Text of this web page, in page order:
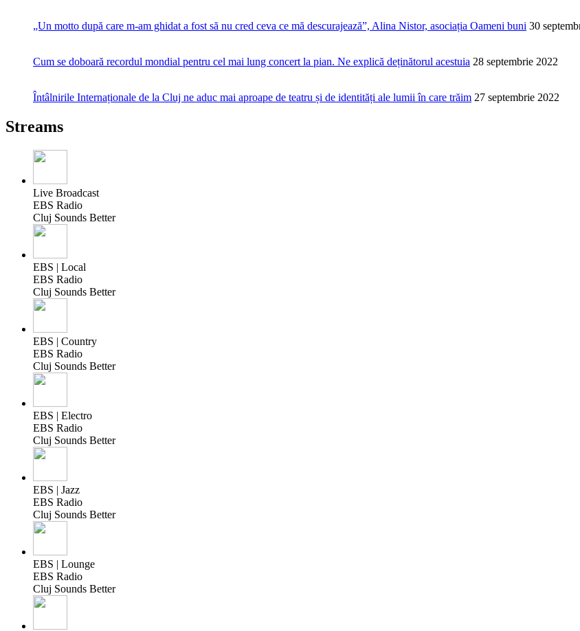
„Un motto după care m-am ghidat a fost să nu cred ceva ce mă descurajează”, Alina Nistor, asociația Oameni buni 30
Cum se doboară recordul mondial pentru cel mai lung concert la pian. Ne explică deținătorul acestuia 28 septembrie 2022
Întâlnirile Internaționale de la Cluj ne aduc mai aproape de teatru și de identități ale lumii în care trăim 27 septembrie 2022
Streams
Live Broadcast
EBS Radio
Cluj Sounds Better
EBS | Local
EBS Radio
Cluj Sounds Better
EBS | Country
EBS Radio
Cluj Sounds Better
EBS | Electro
EBS Radio
Cluj Sounds Better
EBS | Jazz
EBS Radio
Cluj Sounds Better
EBS | Lounge
EBS Radio
Cluj Sounds Better